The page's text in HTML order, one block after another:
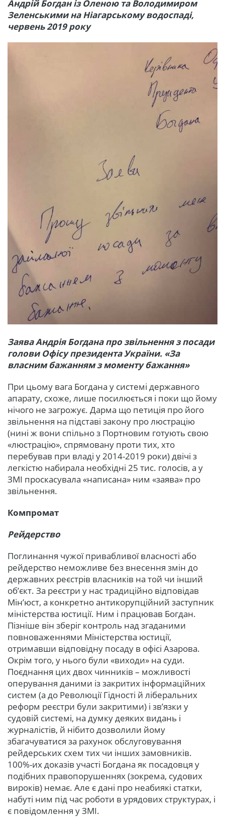
Андрій Богдан із Оленою та Володимиром
Зеленськими на Ніагарському водоспаді,
червень 2019 року
Заява Андрія Богдана про звільнення з посади
голови Офісу президента України. «За
власним бажанням з моменту бажання»
При цьому вага Богдана у системі державного
апарату, схоже, лише посилюється і поки що йому
нічого не загрожує. Дарма що петиція про його
звільнення на підставі закону про люстрацію
(нині ж вони спільно з Портновим готують свою
«люстрацію», спрямовану проти тих, хто
перебував при владі у 2014-2019 роки) двічі з
легкістю набирала необхідні 25 тис. голосів, а у
ЗМІ проскасувала «написана» ним «заява» про
звільнення.
Компромат
Рейдерство
Поглинання чужої привабливої власності або
рейдерство неможливе без внесення змін до
державних реєстрів власників на той чи інший
об’єкт. За реєстри у нас традиційно відповідав
Мін’юст, а конкретно антикорупційний заступник
міністерства юстиції. Ним і працював Богдан.
Пізніше він зберіг контроль над згаданими
повноваженнями Міністерства юстиції,
отримавши відповідну посаду в офісі Азарова.
Окрім того, у нього були «виходи» на суди.
Поєднання цих двох чинників – можливості
оперування даними із закритих інформаційних
систем (а до Революції Гідності й ліберальних
реформ реєстри були закритими) і зв’язки у
судовій системі, на думку деяких видань і
журналістів, й нібито дозволили йому
збагачуватися за рахунок обслуговування
рейдерських схем тих чи інших замовників.
100%-их доказів участі Богдана як посадовця у
подібних правопорушеннях (зокрема, судових
вироків) немає. Але є дані про неабиякі статки,
набуті ним під час роботи в урядових структурах, і
є повідомлення у ЗМІ.